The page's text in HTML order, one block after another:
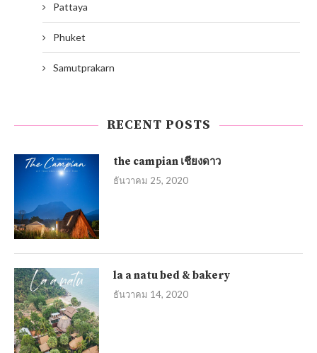
Pattaya
Phuket
Samutprakarn
RECENT POSTS
the campian เชียงดาว
ธันวาคม 25, 2020
la a natu bed & bakery
ธันวาคม 14, 2020